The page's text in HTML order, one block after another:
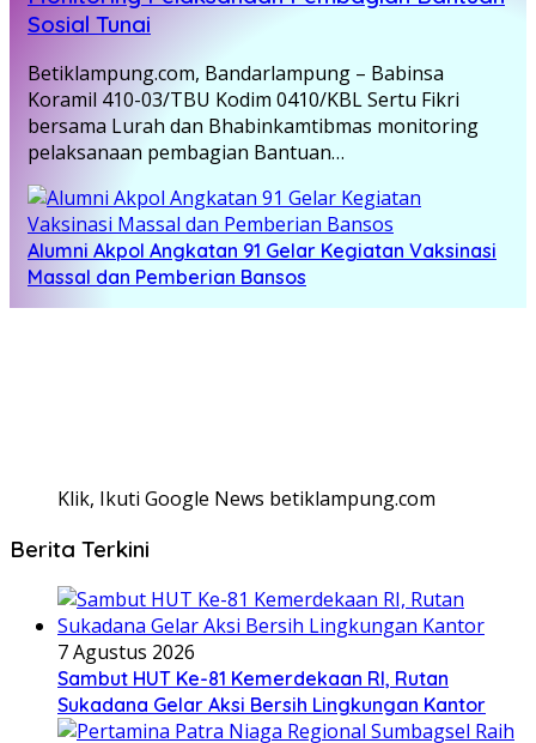
Sosial Tunai
Betiklampung.com, Bandarlampung – Babinsa
Koramil 410-03/TBU Kodim 0410/KBL Sertu Fikri
bersama Lurah dan Bhabinkamtibmas monitoring
pelaksanaan pembagian Bantuan…
Alumni Akpol Angkatan 91 Gelar Kegiatan Vaksinasi
Massal dan Pemberian Bansos
Klik, Ikuti Google News betiklampung.com
Berita Terkini
7 Agustus 2026
Sambut HUT Ke-81 Kemerdekaan RI, Rutan
Sukadana Gelar Aksi Bersih Lingkungan Kantor